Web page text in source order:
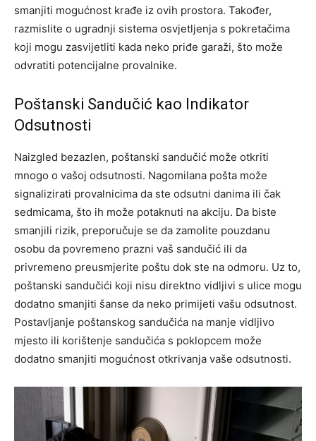
smanjiti mogućnost krađe iz ovih prostora. Također,
razmislite o ugradnji sistema osvjetljenja s pokretačima
koji mogu zasvijetliti kada neko priđe garaži, što može
odvratiti potencijalne provalnike.
Poštanski Sandučić kao Indikator
Odsutnosti
Naizgled bezazlen, poštanski sandučić može otkriti
mnogo o vašoj odsutnosti. Nagomilana pošta može
signalizirati provalnicima da ste odsutni danima ili čak
sedmicama, što ih može potaknuti na akciju. Da biste
smanjili rizik, preporučuje se da zamolite pouzdanu
osobu da povremeno prazni vaš sandučić ili da
privremeno preusmjerite poštu dok ste na odmoru. Uz to,
poštanski sandučići koji nisu direktno vidljivi s ulice mogu
dodatno smanjiti šanse da neko primijeti vašu odsutnost.
Postavljanje poštanskog sandučića na manje vidljivo
mjesto ili korištenje sandučića s poklopcem može
dodatno smanjiti mogućnost otkrivanja vaše odsutnosti.